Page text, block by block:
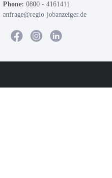
Phone: 0800 - 4161411
anfrage@regio-jobanzeiger.de